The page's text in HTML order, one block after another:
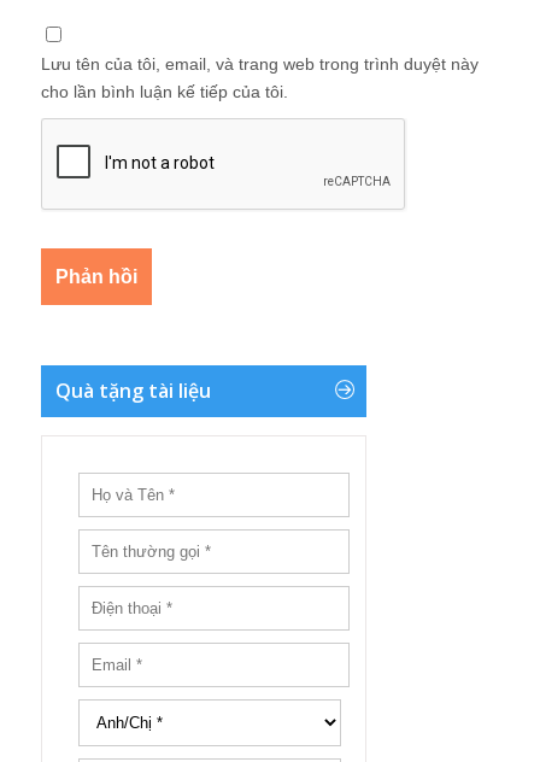
Lưu tên của tôi, email, và trang web trong trình duyệt này
cho lần bình luận kế tiếp của tôi.
Quà tặng tài liệu